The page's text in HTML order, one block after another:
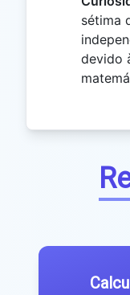
sétima
devido